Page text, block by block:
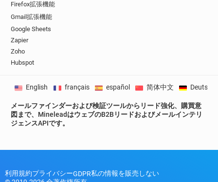
Firefox拡張機能
Gmail拡張機能
Google Sheets
Zapier
Zoho
Hubspot
メールファインダーおよび検証ツールからリード強化、購買意
図まで、MineleadはウェブのB2Bリードおよびメールインテリ
ジェンスAPIです。
English français español 简体中文 Deutsch
利用規約プライバシーGDPR私の情報を販売しない